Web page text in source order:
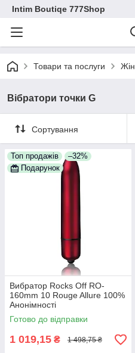
Intim Boutiqe 777Shop
Товари та послуги
Вібратори точки G
Сортування
Топ продажів
–32%
Подарунок
Вибратор Rocks Off RO-
160mm 10 Rouge Allure 100%
Анонімності
Готово до відправки
1 019,15 ₴ 1 498,75 ₴